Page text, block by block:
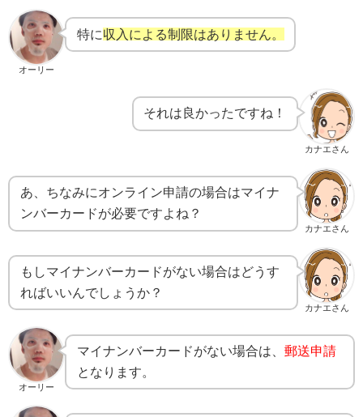
オーリー
特に収入による制限はありません。
カナエさん
それは良かったですね！
カナエさん
あ、ちなみにオンライン申請の場合はマイナ
ンバーカードが必要ですよね？
カナエさん
もしマイナンバーカードがない場合はどうす
ればいいんでしょうか？
オーリー
マイナンバーカードがない場合は、 郵送申請
となります。